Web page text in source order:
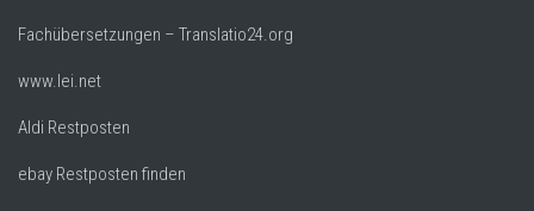
Fachübersetzungen – Translatio24.org
www.lei.net
Aldi Restposten
ebay Restposten finden